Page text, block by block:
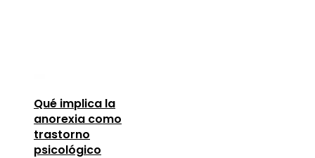
Qué implica la
anorexia como
trastorno
psicológico